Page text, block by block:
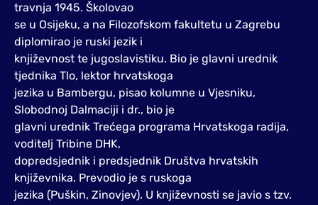
travnja 1945. Školovao
se u Osijeku, a na Filozofskom fakultetu u Zagrebu
diplomirao je ruski jezik i
književnost te jugoslavistiku. Bio je glavni urednik
tjednika Tlo, lektor hrvatskoga
jezika u Bambergu, pisao kolumne u Vjesniku,
Slobodnoj Dalmaciji i dr., bio je
glavni urednik Trećega programa Hrvatskoga radija,
voditelj Tribine DHK,
dopredsjednik i predsjednik Društva hrvatskih
književnika. Prevodio je s ruskoga
jezika (Puškin, Zinovjev). U književnosti se javio s tzv.